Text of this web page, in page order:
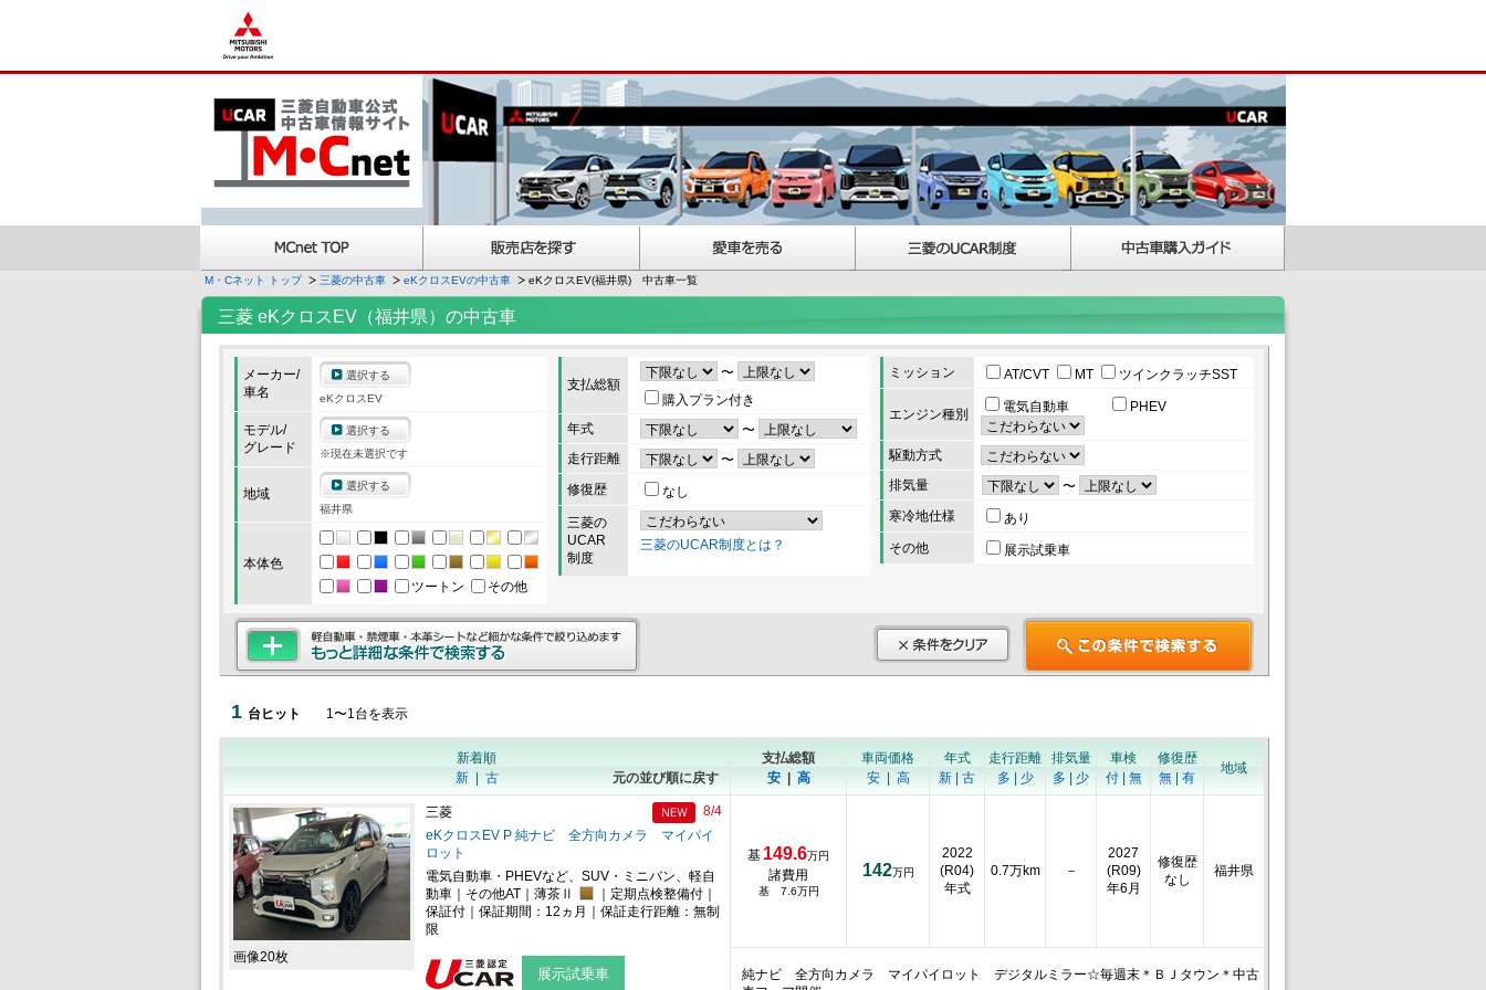
M・Cネット トップ 三菱の中古車 eKクロスEVの中古車 eKクロスEV(福井県) 中古車一覧
三菱 eKクロスEV（福井県）の中古車
メーカー/
車名
選択する
eKクロスEV
モデル/
グレード
選択する
※現在未選択です
地域
選択する
福井県
本体色
ツートン
その他
支払総額
〜
購入プラン付き
年式
〜
走行距離
〜
修復歴
なし
三菱の
UCAR
制度
三菱のUCAR制度とは？
ミッション AT/CVT MT ツインクラッチSST
エンジン種別 電気自動車 PHEV
駆動方式
排気量
〜
寒冷地仕様
あり
その他
展示試乗車
1 台ヒット 1〜1台を表示
新着順
新| 古 元の並び順に戻す
支払総額
安| 高
車両価格
安| 高
年式
新
古
走行距離
多
少
排気量
多
少
車検
付| 無
修復歴
無
有
地域
画像20枚
三菱
eKクロスEV P 純ナビ 全方向カメラ マイパイ
ロット
8/4
電気自動車・PHEVなど、SUV・ミニバン、軽自
動車｜その他AT｜薄茶Ⅱ
｜定期点検整備付｜
保証付｜保証期間：12ヵ月｜保証走行距離：無制
限
展示試乗車
基 149.6万円
諸費用
基 7.6万円
142万円
2022
(R04)
年式
0.7万km －
2027
(R09)
年6月
修復歴
なし
福井県
純ナビ 全方向カメラ マイパイロット デジタルミラー☆毎週末＊ＢＪタウン＊中古